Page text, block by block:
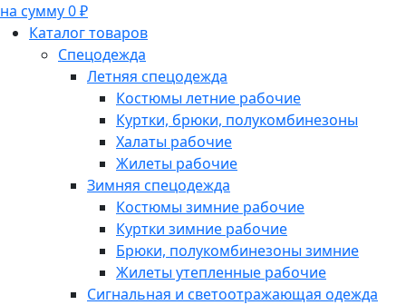
на сумму 0 ₽
Каталог товаров
Спецодежда
Летняя спецодежда
Костюмы летние рабочие
Куртки, брюки, полукомбинезоны
Халаты рабочие
Жилеты рабочие
Зимняя спецодежда
Костюмы зимние рабочие
Куртки зимние рабочие
Брюки, полукомбинезоны зимние
Жилеты утепленные рабочие
Сигнальная и светоотражающая одежда